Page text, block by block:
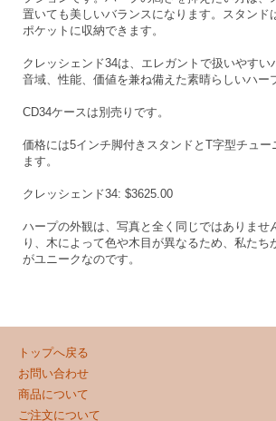
置いても美しいバランスになります。スタンド
ポケットに収納できます。
クレッシェンド34は、エレガントで扱いやすい
音域、性能、価値を兼ね備えた素晴らしいハー
CD34ケースは別売りです。
価格には5インチ脚付きスタンドとT字型チュ
ます。
クレッシェンド34: $3625.00
ハープの外観は、写真と全く同じではありませ
り、木によって色や木目が異なるため、私たち
がユニークなのです。
トップへ戻る
お問い合わせ
商品について
ご注文について